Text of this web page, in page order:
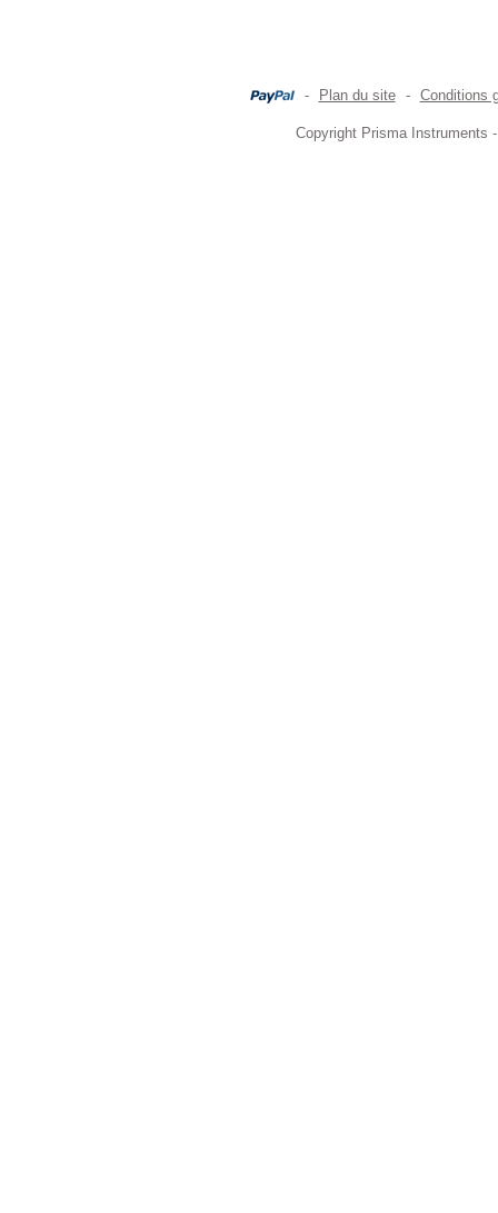
- Plan du site - Conditions
Copyright Prisma Instruments